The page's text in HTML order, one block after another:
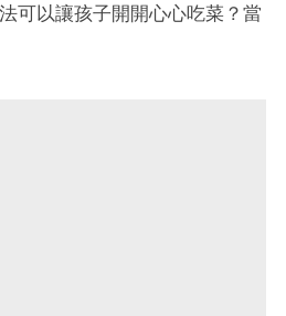
可以讓孩子開開心心吃菜？當